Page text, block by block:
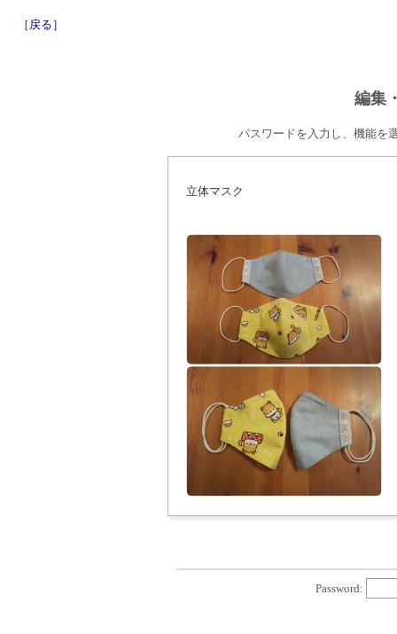
［戻る］
編集
パスワードを入力し、機能を
立体マスク
Password: